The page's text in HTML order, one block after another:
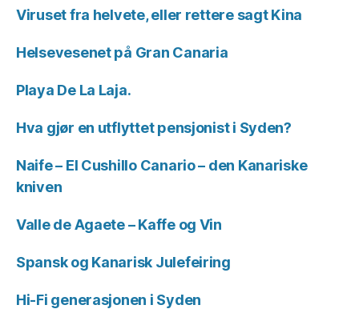
Viruset fra helvete, eller rettere sagt Kina
Helsevesenet på Gran Canaria
Playa De La Laja.
Hva gjør en utflyttet pensjonist i Syden?
Naife – El Cushillo Canario – den Kanariske
kniven
Valle de Agaete – Kaffe og Vin
Spansk og Kanarisk Julefeiring
Hi-Fi generasjonen i Syden